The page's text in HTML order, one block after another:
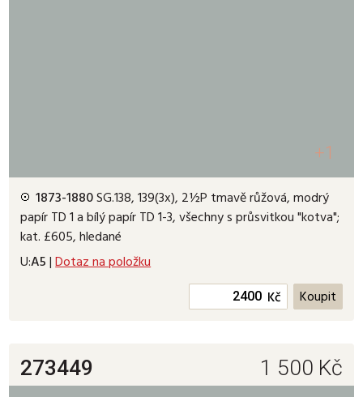
+1
1873-1880SG.138, 139(3x), 2½P tmavě růžová, modrý
papír TD 1 a bílý papír TD 1-3, všechny s průsvitkou "kotva";
kat. £605, hledané
U:A5|Dotaz na položku
Kč
273449 1 500 Kč